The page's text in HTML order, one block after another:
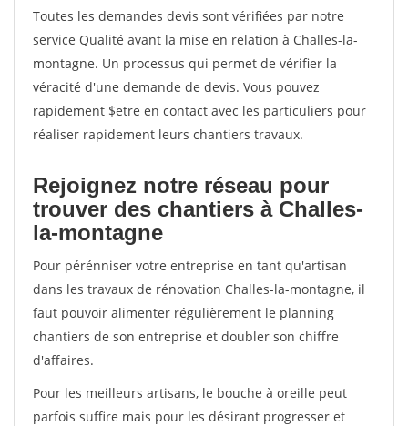
Toutes les demandes devis sont vérifiées par notre
service Qualité avant la mise en relation à Challes-la-
montagne. Un processus qui permet de vérifier la
véracité d'une demande de devis. Vous pouvez
rapidement $etre en contact avec les particuliers pour
réaliser rapidement leurs chantiers travaux.
Rejoignez notre réseau pour
trouver des chantiers à Challes-
la-montagne
Pour pérénniser votre entreprise en tant qu'artisan
dans les travaux de rénovation Challes-la-montagne, il
faut pouvoir alimenter régulièrement le planning
chantiers de son entreprise et doubler son chiffre
d'affaires.
Pour les meilleurs artisans, le bouche à oreille peut
parfois suffire mais pour les désirant progresser et